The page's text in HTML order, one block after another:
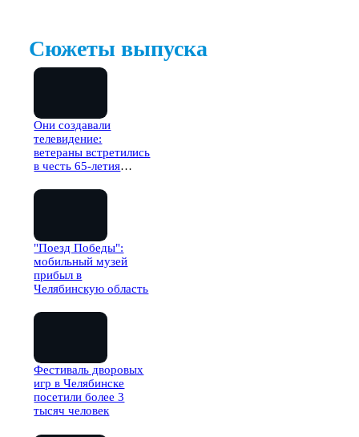
Сюжеты выпуска
Они создавали
телевидение:
ветераны встретились
в честь 65-летия
"Поезд Победы":
мобильный музей
прибыл в
Челябинскую область
Фестиваль дворовых
игр в Челябинске
посетили более 3
тысяч человек